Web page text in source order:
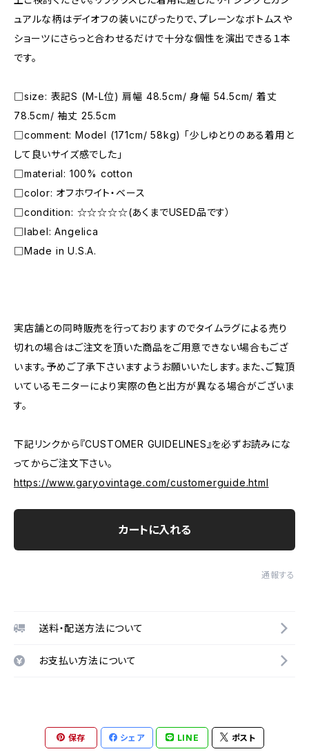
ュアルな柄はデイオフの装いにぴったりで、プレーンなボトムスや
ショーツにさらっと合わせるだけで十分な個性を演出できる１本
です。
□size: 表記S (M-L位) 肩幅 48.5cm/ 身幅 54.5cm/ 着丈
78.5cm/ 袖丈 25.5cm
□comment: Model (171cm/ 58kg) 「少しゆとりのある着用と
して良いサイズ感でした」
□material: 100% cotton
□color: オフホワイト・ベース
□condition: ☆☆☆☆☆(あくまでUSED品です）
□label: Angelica
□Made in U.S.A.
実店舗との同時販売を行っておりますのでタイムラグによる売り
切れの場合はご注文を頂いた商品をご用意できない場合もござ
います。予めご了承下さいますようお願いいたします。また、ご覧頂
いているモニターにより実際の色と出方が異なる場合がございま
す。
下記リンクから『CUSTOMER GUIDELINES』を必ずお読みにな
ってからご注文下さい。
https://www.garyovintage.com/customerguide.html
カートに入れる
通報する
送料・配送方法について
お支払い方法について
保存 シェア LINE ポスト